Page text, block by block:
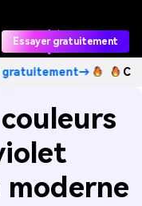
Essayer gratuitement
Créez des